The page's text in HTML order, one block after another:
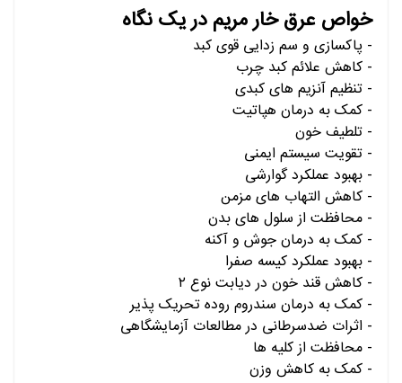
خواص عرق خار مریم در یک نگاه
- پاکسازی و سم زدایی قوی کبد
- کاهش علائم کبد چرب
- تنظیم آنزیم های کبدی
- کمک به درمان هپاتیت
- تلطیف خون
- تقویت سیستم ایمنی
- بهبود عملکرد گوارشی
- کاهش التهاب های مزمن
- محافظت از سلول های بدن
- کمک به درمان جوش و آکنه
- بهبود عملکرد کیسه صفرا
- کاهش قند خون در دیابت نوع ۲
- کمک به درمان سندروم روده تحریک پذیر
- اثرات ضدسرطانی در مطالعات آزمایشگاهی
- محافظت از کلیه ها
- کمک به کاهش وزن